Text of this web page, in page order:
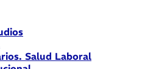
Salud Laboral